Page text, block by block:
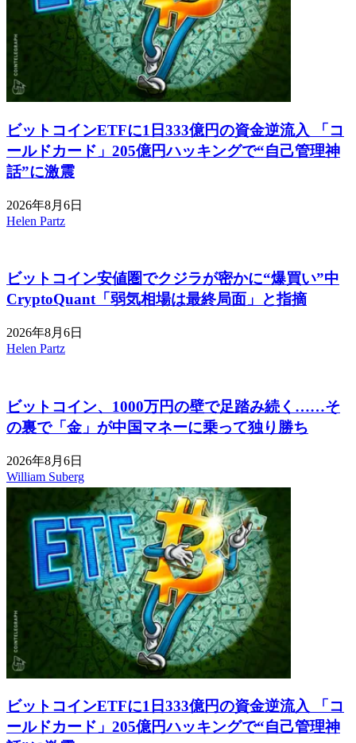
ビットコインETFに1日333億円の資金逆流入 「コ
ールドカード」205億円ハッキングで“自己管理神
話”に激震
2026年8月6日
Helen Partz
ビットコイン安値圏でクジラが密かに“爆買い”中
CryptoQuant「弱気相場は最終局面」と指摘
2026年8月6日
Helen Partz
ビットコイン、1000万円の壁で足踏み続く……そ
の裏で「金」が中国マネーに乗って独り勝ち
2026年8月6日
William Suberg
ビットコインETFに1日333億円の資金逆流入 「コ
ールドカード」205億円ハッキングで“自己管理神